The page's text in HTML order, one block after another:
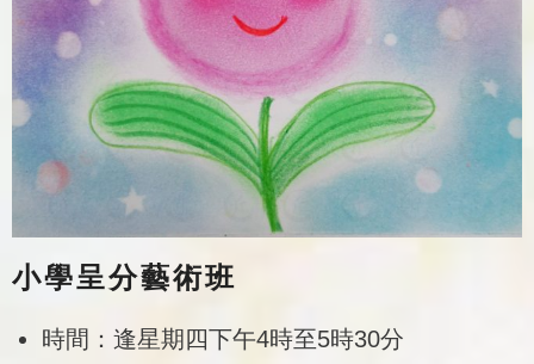
小學呈分藝術班
時間：逢星期四下午4時至5時30分